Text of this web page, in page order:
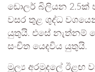
ඩොලර් බිලියන 2.5ක්
වසර තුළ ශුද්ධ
යුතුයි. එසේ නැත්නම්
සංචිත යෙදවිය යුතුයි.
මූල්‍ය අරමුදලේ ඊළඟ